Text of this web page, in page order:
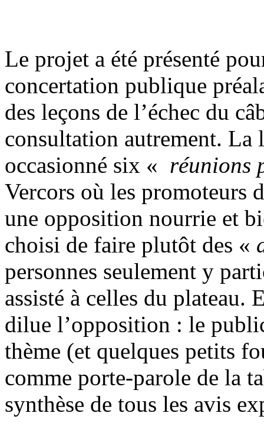
Le projet a été présenté
concertation publique
des leçons de l’échec du
consultation autrement. La
occasionné six « réunions
Vercors où les promoteurs
une opposition nourrie et
choisi de faire plutôt des «
personnes seulement y
assisté à celles du plateau.
dilue l’opposition : le
thème (et quelques petits
comme porte-parole de la
synthèse de tous les avis